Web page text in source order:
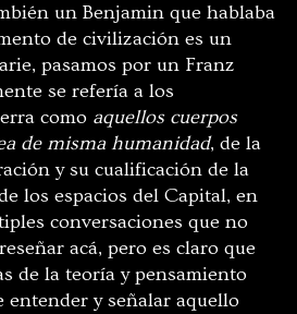
un Benjamin que hablaba
de civilización es un
pasamos por un Franz
se refería a los
como aquellos cuerpos
de misma humanidad, de la
y su cualificación de la
los espacios del Capital, en
conversaciones que no
acá, pero es claro que
de la teoría y pensamiento
entender y señalar aquello